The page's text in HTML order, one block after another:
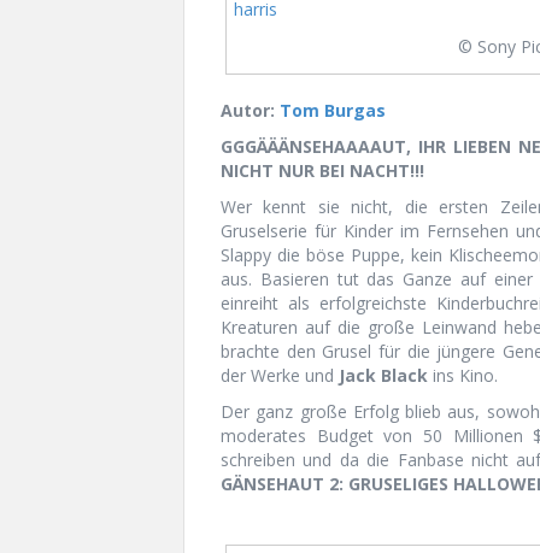
© Sony
Autor: Tom Burgas
GGGÄÄÄNSEHAAAAUT, IHR LIEBEN
NICHT NUR BEI NACHT!!!
Wer kennt sie nicht, die ersten
Gruselserie für Kinder im Fernsehen
Slappy die böse Puppe, kein
aus. Basieren tut das Ganze auf
einreiht als erfolgreichste
Kreaturen auf die große Leinwand
brachte den Grusel für die jüngere
der Werke und Jack Black ins Kino.
Der ganz große Erfolg blieb aus,
moderates Budget von 50 Millionen
schreiben und da die Fanbase nicht
GÄNSEHAUT 2: GRUSELIGES